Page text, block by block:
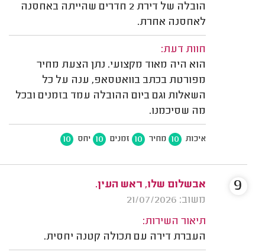
הובלה של דירת 2 חדרים שהייתה באחסנה
לאחסנה אחרת.
חוות דעת:
הוא היה מאוד מקצועי. נתן הצעת מחיר
מפורטת בכתב בוואטסאפ, ענה על כל
השאלות וגם ביום ההובלה עמד בזמנים ובכל
מה שסיכמנו.
איכות 10 מחיר 10 זמנים 10 יחס 10
אבשלום שלו, ראש העין.
משוב: 21/07/2026
תיאור השירות:
העברת דירה עם תכולה קטנה יחסית.
9